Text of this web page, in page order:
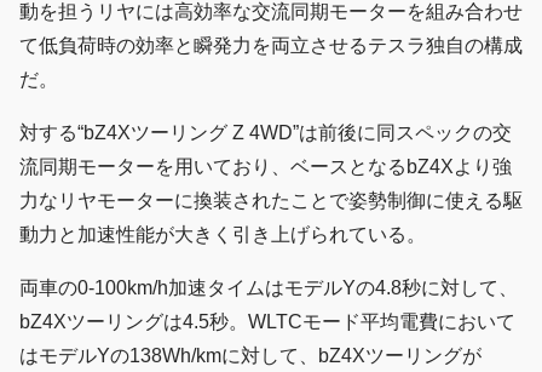
動を担うリヤには高効率な交流同期モーターを組み合わせ
て低負荷時の効率と瞬発力を両立させるテスラ独自の構成
だ。
対する“bZ4Xツーリング Z 4WD”は前後に同スペックの交
流同期モーターを用いており、ベースとなるbZ4Xより強
力なリヤモーターに換装されたことで姿勢制御に使える駆
動力と加速性能が大きく引き上げられている。
両車の0-100km/h加速タイムはモデルYの4.8秒に対して、
bZ4Xツーリングは4.5秒。WLTCモード平均電費において
はモデルYの138Wh/kmに対して、bZ4Xツーリングが